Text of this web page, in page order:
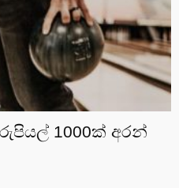
1000ක් අරන්